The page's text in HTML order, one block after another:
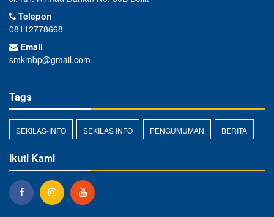
Telepon
08112778668
Email
smkmbp@gmail.com
Tags
SEKILAS-INFO SEKILAS INFO PENGUMUMAN BERITA
Ikuti Kami